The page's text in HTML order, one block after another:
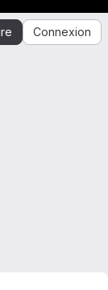
Connexion